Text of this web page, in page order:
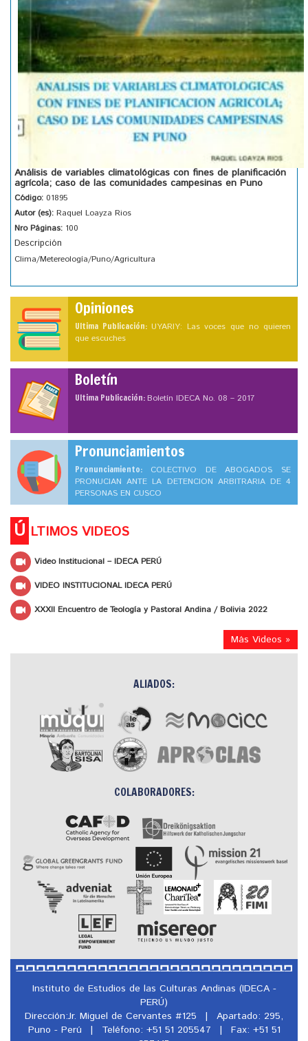
Análisis de variables climatológicas con fines de planificación
agrícola; caso de las comunidades campesinas en Puno
Código: 01895
Autor (es): Raquel Loayza Rios
Nro Páginas: 100
Descripción
Clima/Metereología/Puno/Agricultura
Opiniones
Ultima Publicación: UYARIY: Las voces que no quieren
que escuches
Boletín
Ultima Publicación:Boletín IDECA No. 08 – 2017
Pronunciamientos
Pronunciamiento: COLECTIVO DE ABOGADOS SE
PRONUCIAN ANTE LA DETENCION ARBITRARIA DE 4
PERSONAS EN CUSCO
Ú LTIMOS VIDEOS
Video Institucional – IDECA PERÚ
VIDEO INSTITUCIONAL IDECA PERÚ
XXXII Encuentro de Teología y Pastoral Andina / Bolivia 2022
Más Videos »
ALIADOS:
COLABORADORES:
Instituto de Estudios de las Culturas Andinas (IDECA -
PERÚ)
Dirección:Jr. Miguel de Cervantes #125
|
Apartado: 295,
Puno - Perú
| Teléfono: +51 51 205547 |
Fax: +51 51